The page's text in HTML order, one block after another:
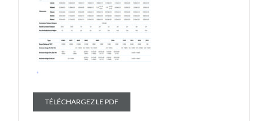
TÉLÉCHARGEZ LE PDF